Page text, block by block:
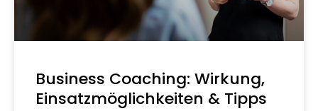
Business Coaching: Wirkung,
Einsatzmöglichkeiten & Tipps